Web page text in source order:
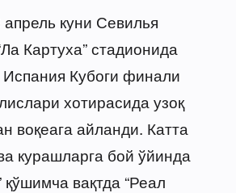
куни Севилья
Картуха” стадионида
Испания Кубоги финали
хотирасида узоқ
воқеага айланди. Катта
курашларга бой ўйинда
қўшимча вақтда “Реал